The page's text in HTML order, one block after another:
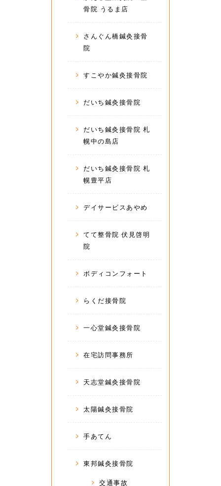
骨院 うるま店
さんぐん橋鍼灸接骨
院
すこやか鍼灸接骨院
だいち鍼灸接骨院
だいち鍼灸接骨院 札
幌中の島店
だいち鍼灸接骨院 札
幌豊平店
デイサービスあやめ
てて整骨院 伏見啓明
院
ボディコンフォート
らくだ接骨院
一心堂鍼灸接骨院
在宅訪問事務所
天志堂鍼灸接骨院
太陽鍼灸接骨院
手あてん
東邦鍼灸接骨院
交通事故